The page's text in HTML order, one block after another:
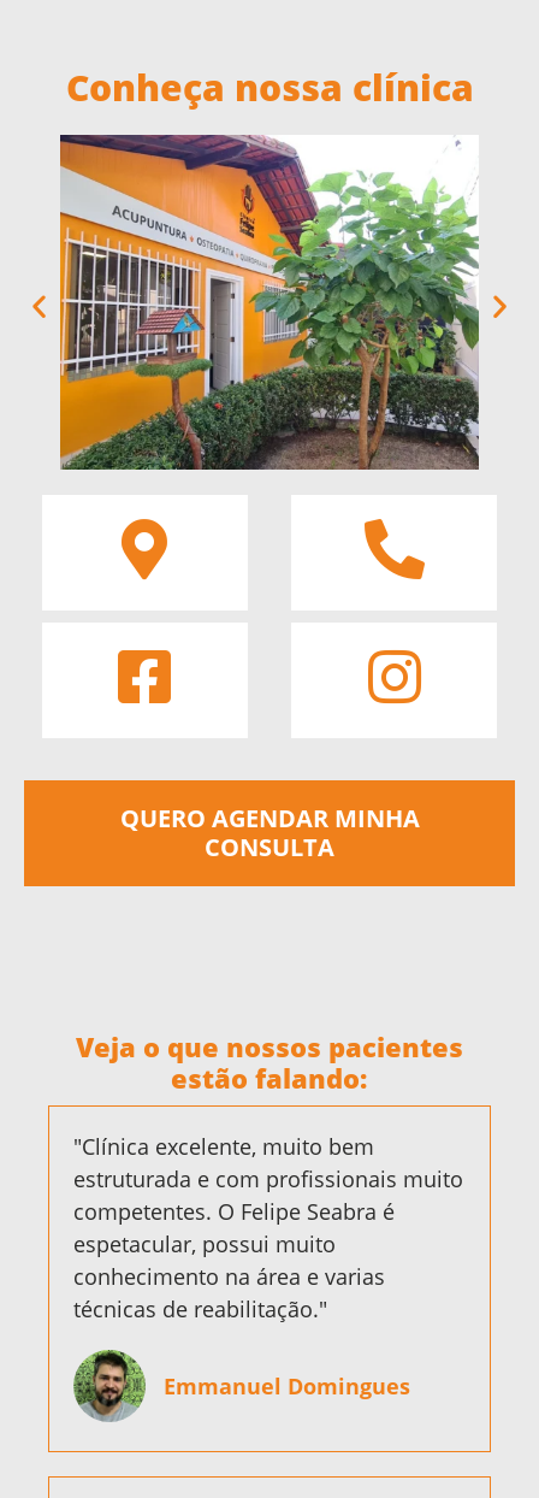
Conheça nossa clínica
QUERO AGENDAR MINHA
CONSULTA
Veja o que nossos pacientes
estão falando:
"Clínica excelente, muito bem
estruturada e com profissionais muito
competentes. O Felipe Seabra é
espetacular, possui muito
conhecimento na área e varias
técnicas de reabilitação."
Emmanuel Domingues